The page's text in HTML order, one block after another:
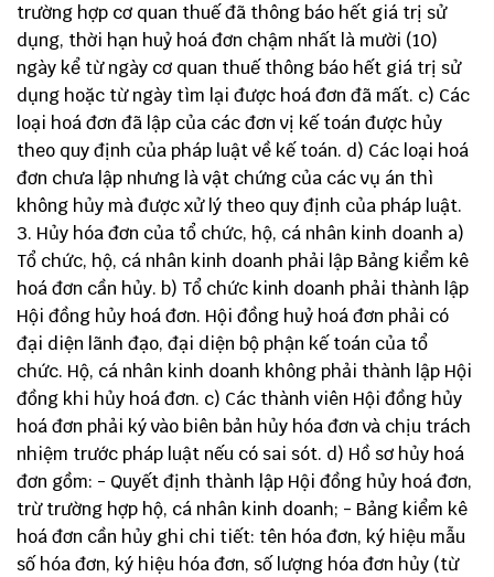
trường hợp cơ quan thuế đã thông báo hết giá trị sử
dụng, thời hạn huỷ hoá đơn chậm nhất là mười (10)
ngày kể từ ngày cơ quan thuế thông báo hết giá trị sử
dụng hoặc từ ngày tìm lại được hoá đơn đã mất. c) Các
loại hoá đơn đã lập của các đơn vị kế toán được hủy
theo quy định của pháp luật về kế toán. d) Các loại hoá
đơn chưa lập nhưng là vật chứng của các vụ án thì
không hủy mà được xử lý theo quy định của pháp luật.
3. Hủy hóa đơn của tổ chức, hộ, cá nhân kinh doanh a)
Tổ chức, hộ, cá nhân kinh doanh phải lập Bảng kiểm kê
hoá đơn cần hủy. b) Tổ chức kinh doanh phải thành lập
Hội đồng hủy hoá đơn. Hội đồng huỷ hoá đơn phải có
đại diện lãnh đạo, đại diện bộ phận kế toán của tổ
chức. Hộ, cá nhân kinh doanh không phải thành lập Hội
đồng khi hủy hoá đơn. c) Các thành viên Hội đồng hủy
hoá đơn phải ký vào biên bản hủy hóa đơn và chịu trách
nhiệm trước pháp luật nếu có sai sót. d) Hồ sơ hủy hoá
đơn gồm: - Quyết định thành lập Hội đồng hủy hoá đơn,
trừ trường hợp hộ, cá nhân kinh doanh; - Bảng kiểm kê
hoá đơn cần hủy ghi chi tiết: tên hóa đơn, ký hiệu mẫu
số hóa đơn, ký hiệu hóa đơn, số lượng hóa đơn hủy (từ